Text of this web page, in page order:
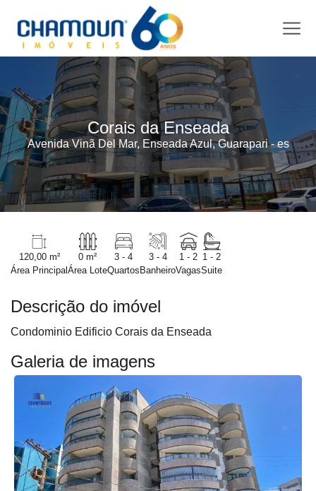
Corais da Enseada
Avenida Vinã Del Mar, Enseada Azul, Guarapari - es
120,00 m²
Área Principal
0 m²
Área Lote
3 - 4
Quartos
3 - 4
Banheiro
1 - 2
Vagas
1 - 2
Suite
Descrição do imóvel
Condominio Edificio Corais da Enseada
Galeria de imagens